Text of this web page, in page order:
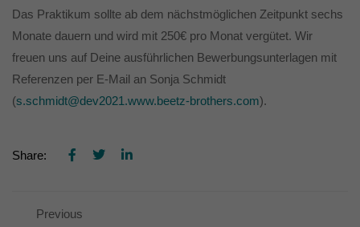
Das Praktikum sollte ab dem nächstmöglichen Zeitpunkt sechs
Monate dauern und wird mit 250€ pro Monat vergütet. Wir
freuen uns auf Deine ausführlichen Bewerbungsunterlagen mit
Referenzen per E-Mail an Sonja Schmidt
(s.schmidt@dev2021.www.beetz-brothers.com).
Share:
Previous
Inhalte von Videoplattformen und Social-Media-Plattformen werden
werden, bedarf der Zugriff auf diese Inhalte keiner manuellen Einwilligung
mehr.
Cookie-Informationen anzeigen
powered by Borlabs Cookie